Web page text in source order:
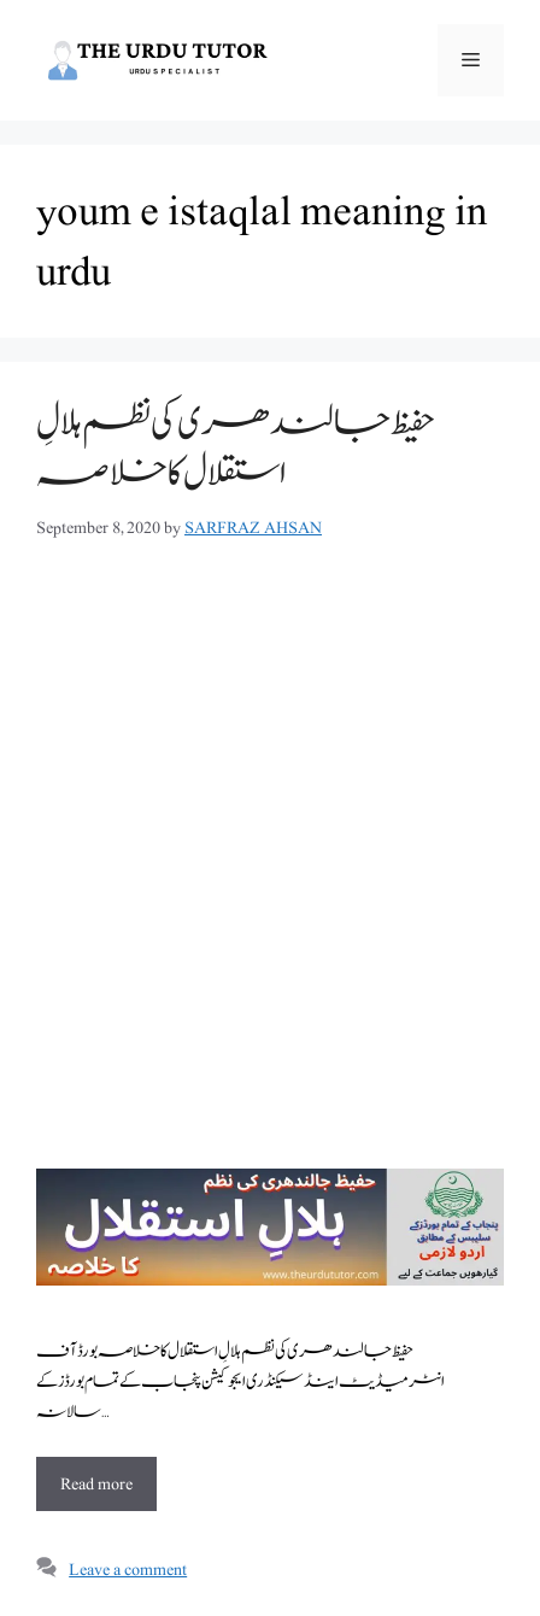
Menu
youm e istaqlal meaning in
urdu
حفیظ جالندھری کی نظم ہلالِ
استقلال کا خلاصہ
September 8, 2020bySARFRAZ AHSAN
حفیظ جالندھری کی نظم ہلالِ استقلال کا خلاصہ بورڈ آف
انٹرمیڈیٹ اینڈ سیکنڈری ایجوکیشن پنجاب کے تمام بورڈز کے
سالانہ …
Read more
Leave a comment